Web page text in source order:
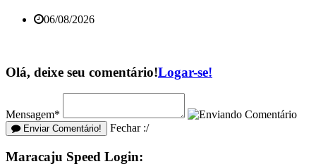
06/08/2026
Olá, deixe seu comentário!Logar-se!
Mensagem*
Enviar Comentário! Fechar :/
Maracaju Speed Login: